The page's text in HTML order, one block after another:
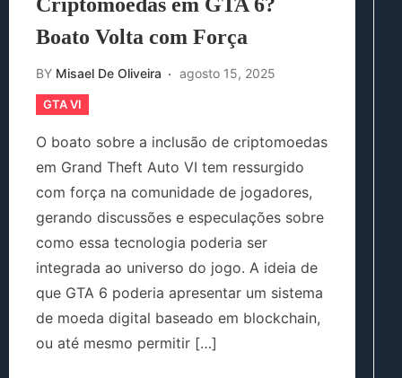
Criptomoedas em GTA 6?
Boato Volta com Força
BY Misael De Oliveira agosto 15, 2025
GTA VI
O boato sobre a inclusão de criptomoedas
em Grand Theft Auto VI tem ressurgido
com força na comunidade de jogadores,
gerando discussões e especulações sobre
como essa tecnologia poderia ser
integrada ao universo do jogo. A ideia de
que GTA 6 poderia apresentar um sistema
de moeda digital baseado em blockchain,
ou até mesmo permitir […]